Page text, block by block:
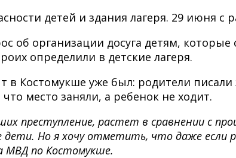
детей и здания лагеря. 29 июня с
об организации досуга детям, которые
определили в детские лагеря.
в Костомукше уже был: родители
место заняли, а ребенок не ходит.
преступление, растет в сравнении с
дети. Но я хочу отметить, что даже
МВД по Костомукше.